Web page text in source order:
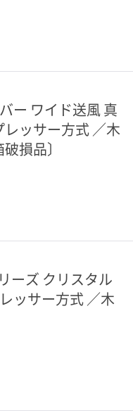
ー ワイド送風 真
ッサー方式 ／木
損品〕
ーズ クリスタル
ッサー方式 ／木